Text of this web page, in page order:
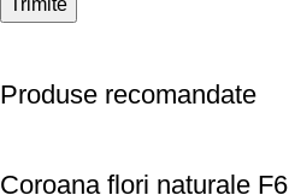
Produse recomandate
Coroana flori naturale F6